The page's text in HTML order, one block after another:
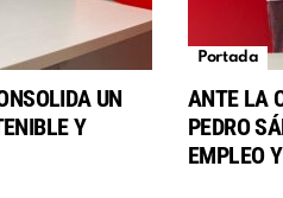
UN
Y
Portada
ANTE LA
PEDRO
EMPLEO